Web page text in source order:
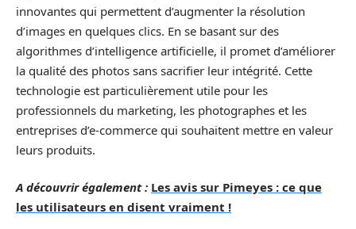
innovantes qui permettent d’augmenter la résolution
d’images en quelques clics. En se basant sur des
algorithmes d’intelligence artificielle, il promet d’améliorer
la qualité des photos sans sacrifier leur intégrité. Cette
technologie est particulièrement utile pour les
professionnels du marketing, les photographes et les
entreprises d’e-commerce qui souhaitent mettre en valeur
leurs produits.
A découvrir également : Les avis sur Pimeyes : ce que
les utilisateurs en disent vraiment !